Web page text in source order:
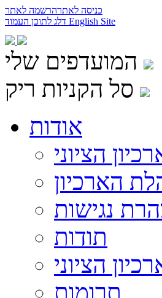
כניסה לאתרהרשמה לאתר
English Site
המועדפים שלי
סל הקניות ריק
אודות
הציוני
הארכיון
נגישות
תודות
הציוני
תרומות